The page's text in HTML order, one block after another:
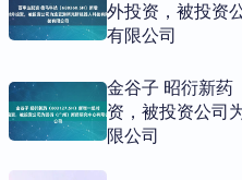
外投资，被投资
有限公司
金谷子 昭衍新药
资，被投资公司
限公司